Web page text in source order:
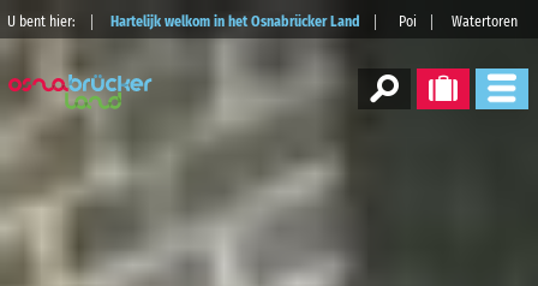
U bent hier: Hartelijk welkom in het Osnabrücker Land Poi Watertoren